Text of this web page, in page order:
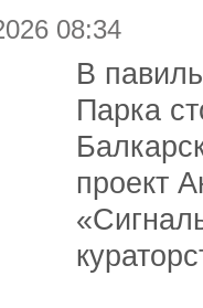
08:34
В
Парка
проект